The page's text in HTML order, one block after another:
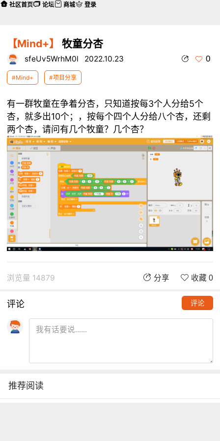
【Mind+】 牧童分杏
sfeUv5WrhM0l 2022.10.23 0
#Mind+ #项目分享
有一群牧童在争着分杏，只知道按每3个人分给5个
杏，就多出10个；，按每个四个人分给八个杏，还剩
两个杏，请问有几个牧童？几个杏？
浏览量 14879 分享 收藏 0
评论 评论
推荐阅读
社区首页 论坛 商城 登录